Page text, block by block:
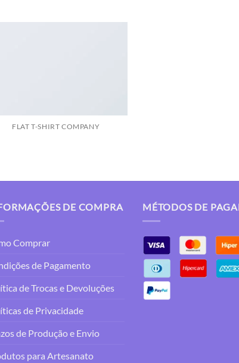
FLAT T-SHIRT COMPANY
DE COMPRA
Comprar
de Pagamento
de Trocas e Devoluções
de Privacidade
de Produção e Envio
para Artesanato
MÉTODOS DE